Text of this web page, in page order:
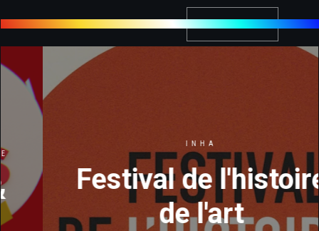
MDR
Festival de l'histoire
de l'art